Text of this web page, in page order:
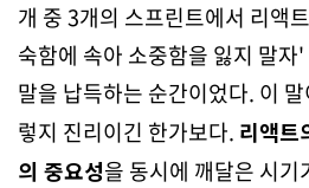
개 중 3개의 스프린트에서 리액
숙함에 속아 소중함을 잃지 말자
말을 납득하는 순간이었다. 이
렇지 진리이긴 한가보다. 리액
의 중요성을 동시에 깨달은 시기